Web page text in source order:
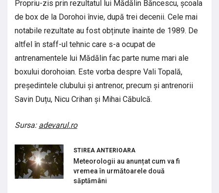
Propriu-zis prin rezultatul lui Mădălin Băncescu, școala
de box de la Dorohoi învie, după trei decenii. Cele mai
notabile rezultate au fost obținute înainte de 1989. De
altfel în staff-ul tehnic care s-a ocupat de
antrenamentele lui Mădălin fac parte nume mari ale
boxului dorohoian. Este vorba despre Vali Topală,
președintele clubului și antrenor, precum și antrenorii
Savin Duțu, Nicu Crihan și Mihai Căbulcă.
Sursa: adevarul.ro
STIREA ANTERIOARA
Meteorologii au anunțat cum va fi
vremea în următoarele două
săptămâni